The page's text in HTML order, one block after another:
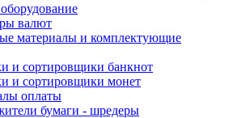
валют
материалы и комплектующие
и сортировщики банкнот
и сортировщики монет
оплаты
бумаги - шредеры